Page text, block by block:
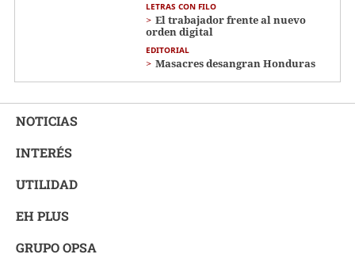
LETRAS CON FILO
El trabajador frente al nuevo
orden digital
EDITORIAL
Masacres desangran Honduras
NOTICIAS
INTERÉS
UTILIDAD
EH PLUS
GRUPO OPSA